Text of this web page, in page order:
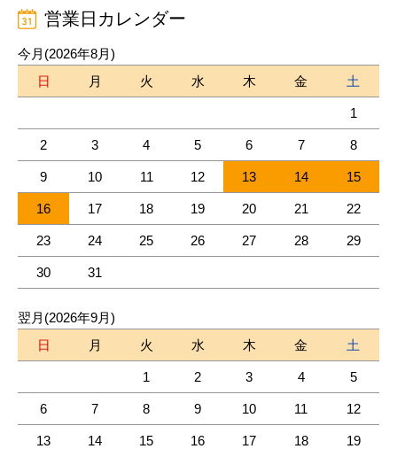
営業日カレンダー
今月(2026年8月)
日
月 火 水 木 金 土
1
2 3 4 5 6 7 8
9 10 11 12 13 14 15
16 17 18 19 20 21 22
23 24 25 26 27 28 29
30 31
翌月(2026年9月)
日
月 火 水 木 金 土
1 2 3 4 5
6 7 8 9 10 11 12
13 14 15 16 17 18 19